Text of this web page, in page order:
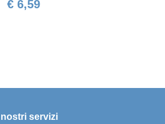
€ 6,59
I nostri servizi